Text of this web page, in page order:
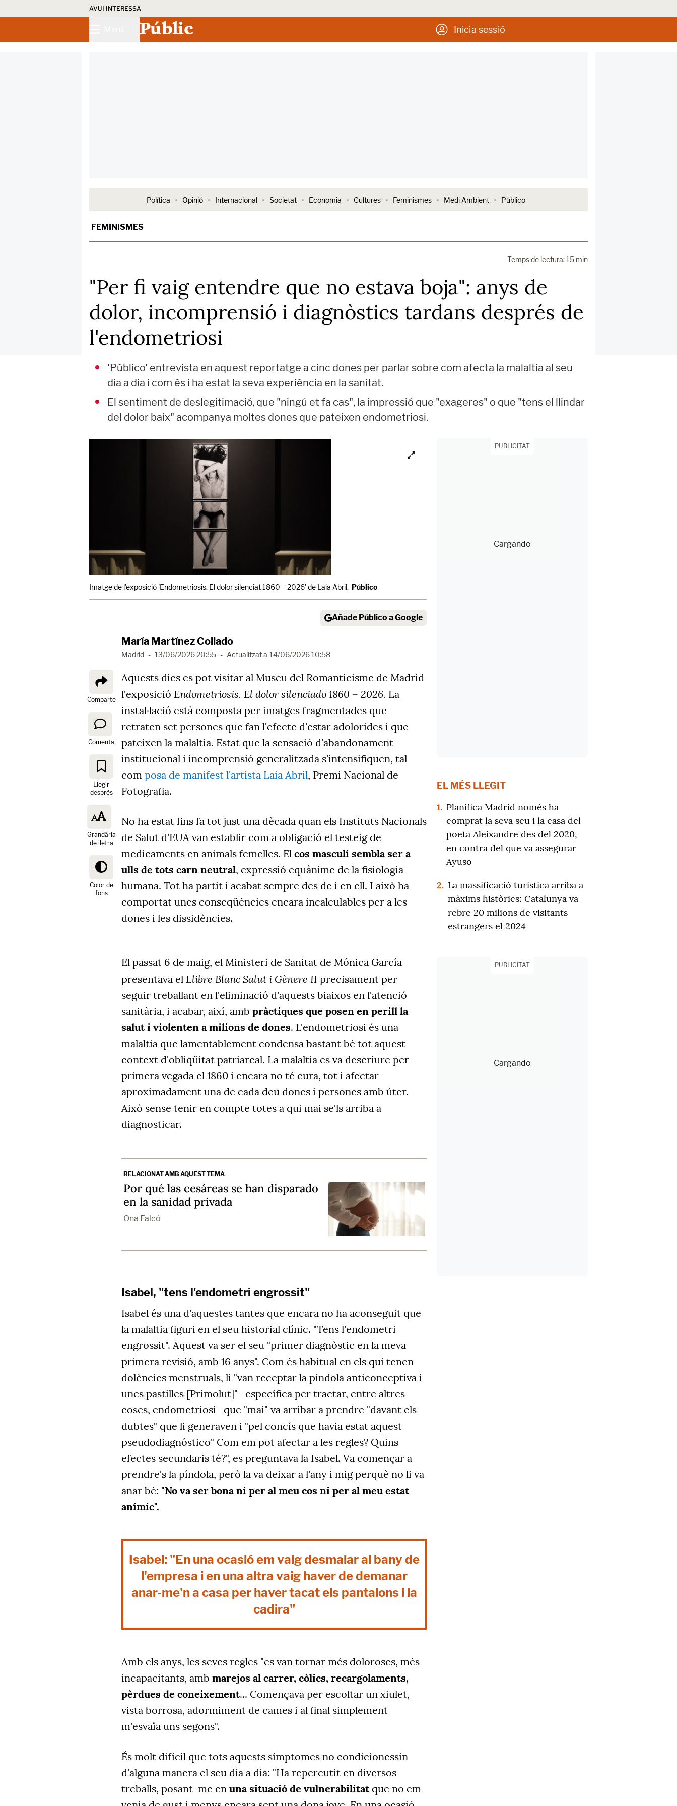
AVUI INTERESSA
Públic Inicia sessió
Política Opinió Internacional Societat Economia Cultures Feminismes Medi Ambient Público
FEMINISMES
Temps de lectura: 15 min
"Per fi vaig entendre que no estava boja": anys de
dolor, incomprensió i diagnòstics tardans després de
l'endometriosi
'Público' entrevista en aquest reportatge a cinc dones per parlar sobre com afecta la malaltia al seu
dia a dia i com és i ha estat la seva experiència en la sanitat.
El sentiment de deslegitimació, que "ningú et fa cas", la impressió que "exageres" o que "tens el llindar
del dolor baix" acompanya moltes dones que pateixen endometriosi.
Imatge de l'exposició 'Endometriosis. El dolor silenciat 1860 – 2026' de Laia Abril. Público
Añade Público a Google
María Martínez Collado
Madrid - 13/06/2026 20:55 - Actualitzat a 14/06/2026 10:58
Comparte
Comenta
Llegir
després
Grandària
de lletra
Color de
fons
Aquests dies es pot visitar al Museu del Romanticisme de Madrid
l'exposició Endometriosis. El dolor silenciado 1860 – 2026. La
instal·lació està composta per imatges fragmentades que
retraten set persones que fan l'efecte d'estar adolorides i que
pateixen la malaltia. Estat que la sensació d'abandonament
institucional i incomprensió generalitzada s'intensifiquen, tal
com posa de manifest l'artista Laia Abril, Premi Nacional de
Fotografia.
No ha estat fins fa tot just una dècada quan els Instituts Nacionals
de Salut d'EUA van establir com a obligació el testeig de
medicaments en animals femelles. El cos masculí sembla ser a
ulls de tots carn neutral, expressió equànime de la fisiologia
humana. Tot ha partit i acabat sempre des de i en ell. I això ha
comportat unes conseqüències encara incalculables per a les
dones i les dissidències.
El passat 6 de maig, el Ministeri de Sanitat de Mónica García
presentava el Llibre Blanc Salut i Gènere II precisament per
seguir treballant en l'eliminació d'aquests biaixos en l'atenció
sanitària, i acabar, així, amb pràctiques que posen en perill la
salut i violenten a milions de dones. L'endometriosi és una
malaltia que lamentablement condensa bastant bé tot aquest
context d'obliqüitat patriarcal. La malaltia es va descriure per
primera vegada el 1860 i encara no té cura, tot i afectar
aproximadament una de cada deu dones i persones amb úter.
Això sense tenir en compte totes a qui mai se'ls arriba a
diagnosticar.
RELACIONAT AMB AQUEST TEMA
Por qué las cesáreas se han disparado
en la sanidad privada
Ona Falcó
Isabel, "tens l'endometri engrossit"
Isabel és una d'aquestes tantes que encara no ha aconseguit que
la malaltia figuri en el seu historial clínic. "Tens l'endometri
engrossit". Aquest va ser el seu "primer diagnòstic en la meva
primera revisió, amb 16 anys". Com és habitual en els qui tenen
dolències menstruals, li "van receptar la píndola anticonceptiva i
unes pastilles [Primolut]" -específica per tractar, entre altres
coses, endometriosi- que "mai" va arribar a prendre "davant els
dubtes" que li generaven i "pel concís que havia estat aquest
pseudodiagnóstico" Com em pot afectar a les regles? Quins
efectes secundaris té?", es preguntava la Isabel. Va començar a
prendre's la píndola, però la va deixar a l'any i mig perquè no li va
anar bé: "No va ser bona ni per al meu cos ni per al meu estat
anímic".
Isabel: "En una ocasió em vaig desmaiar al bany de
l'empresa i en una altra vaig haver de demanar
anar-me'n a casa per haver tacat els pantalons i la
cadira"
Amb els anys, les seves regles "es van tornar més doloroses, més
incapacitants, amb marejos al carrer, còlics, recargolaments,
pèrdues de coneixement... Començava per escoltar un xiulet,
vista borrosa, adormiment de cames i al final simplement
m'esvaïa uns segons".
És molt difícil que tots aquests símptomes no condicionessin
d'alguna manera el seu dia a dia: "Ha repercutit en diversos
treballs, posant-me en una situació de vulnerabilitatque no em
PUBLICITAT
EL MÉS LLEGIT
1. Planifica Madrid només ha
comprat la seva seu i la casa del
poeta Aleixandre des del 2020,
en contra del que va assegurar
Ayuso
2. La massificació turística arriba a
màxims històrics: Catalunya va
rebre 20 milions de visitants
estrangers el 2024
PUBLICITAT